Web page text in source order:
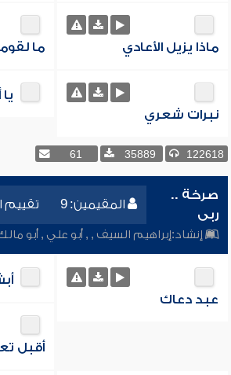
ماذا يزيل الأعادي ما
نبرات شعري
122618
35889
61
المقيمين: 9 تقييم
صرخة ..
ربى
إنشاد:إبراهيم السيف ,
,أبو علي ,أبو
عبد دعاك
أقبل